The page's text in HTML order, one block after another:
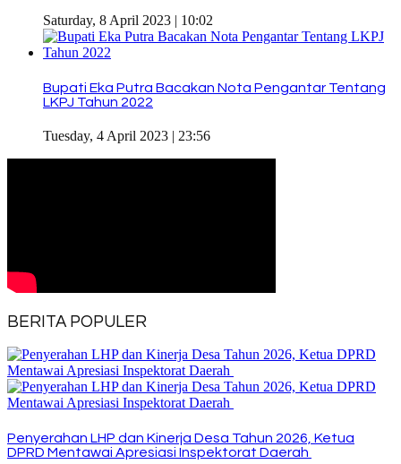
Saturday, 8 April 2023 | 10:02
Bupati Eka Putra Bacakan Nota Pengantar Tentang
LKPJ Tahun 2022
Tuesday, 4 April 2023 | 23:56
BERITA POPULER
Penyerahan LHP dan Kinerja Desa Tahun 2026, Ketua
DPRD Mentawai Apresiasi Inspektorat Daerah